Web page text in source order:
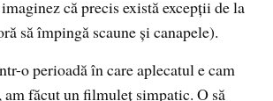
că precis există excepții de la
să împingă scaune și canapele).
o perioadă în care aplecatul e cam
am făcut un filmuleț simpatic. O să